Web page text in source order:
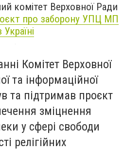
комітет Верховної Ради
про заборону УПЦ МП
Україні
Комітет Верховної
та інформаційної
та підтримав проєкт
зміцнення
у сфері свободи
релігійних